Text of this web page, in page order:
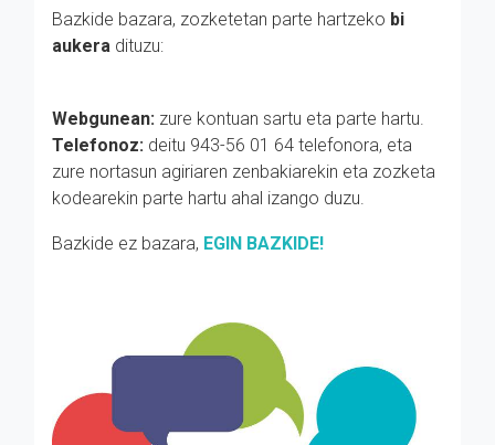
Bazkide bazara, zozketetan parte hartzeko bi
aukera dituzu:
Webgunean: zure kontuan sartu eta parte hartu.
Telefonoz: deitu 943-56 01 64 telefonora, eta
zure nortasun agiriaren zenbakiarekin eta zozketa
kodearekin parte hartu ahal izango duzu.
Bazkide ez bazara, EGIN BAZKIDE!